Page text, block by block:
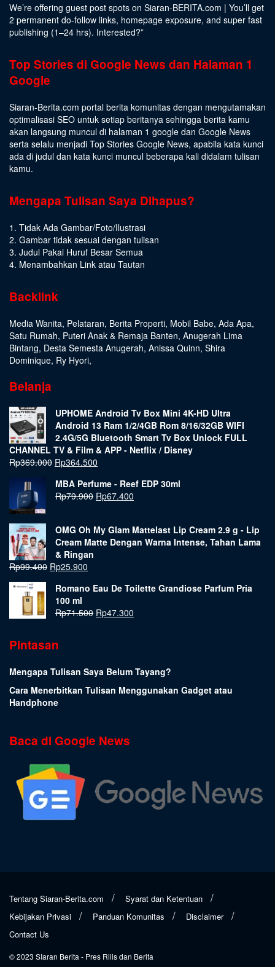
We’re offering guest post spots on Siaran-BERITA.com | You’ll get
2 permanent do-follow links, homepage exposure, and super fast
publishing (1–24 hrs). Interested?”
Top Stories di Google News dan Halaman 1
Google
Siaran-Berita.com portal berita komunitas dengan mengutamakan
optimalisasi SEO untuk setiap beritanya sehingga berita kamu
akan langsung muncul di halaman 1 google dan Google News
serta selalu menjadi Top Stories Google News, apabila kata kunci
ada di judul dan kata kunci muncul beberapa kali didalam tulisan
kamu.
Mengapa Tulisan Saya Dihapus?
1. Tidak Ada Gambar/Foto/Ilustrasi
2. Gambar tidak sesuai dengan tulisan
3. Judul Pakai Huruf Besar Semua
4. Menambahkan Link atau Tautan
Backlink
Media Wanita, Pelataran, Berita Properti, Mobil Babe, Ada Apa,
Satu Rumah, Puteri Anak & Remaja Banten, Anugerah Lima
Bintang, Desta Semesta Anugerah, Anissa Quinn, Shira
Dominique, Ry Hyori,
Belanja
UPHOME Android Tv Box Mini 4K-HD Ultra
Android 13 Ram 1/2/4GB Rom 8/16/32GB WIFI
2.4G/5G Bluetooth Smart Tv Box Unlock FULL
CHANNEL TV & Film & APP - Netflix / Disney
Rp369.000 Rp364.500
MBA Perfume - Reef EDP 30ml
Rp79.900 Rp67.400
OMG Oh My Glam Mattelast Lip Cream 2.9 g - Lip
Cream Matte Dengan Warna Intense, Tahan Lama
& Ringan
Rp99.400 Rp25.900
Romano Eau De Toilette Grandiose Parfum Pria
100 ml
Rp71.500 Rp47.300
Pintasan
Mengapa Tulisan Saya Belum Tayang?
Cara Menerbitkan Tulisan Menggunakan Gadget atau
Handphone
Baca di Google News
Tentang Siaran-Berita.com
Syarat dan Ketentuan
Kebijakan Privasi
Panduan Komunitas
Disclaimer
Contact Us
© 2023 SIaran Berita - Pres Rilis dan Berita